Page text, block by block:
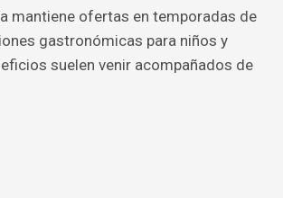
mantiene ofertas en temporadas de
gastronómicas para niños y
suelen venir acompañados de